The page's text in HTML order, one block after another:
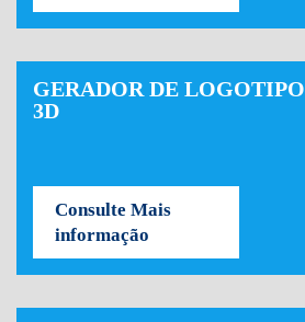
GERADOR DE LOGOTIPO
3D
Consulte Mais
informação